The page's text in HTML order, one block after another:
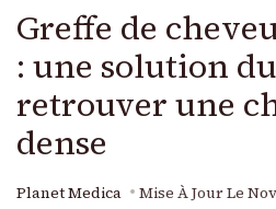
Greffe de
: une solution
retrouver une
dense
Planet Medica Mise À Jour Le